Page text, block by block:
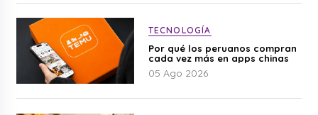
TECNOLOGÍA
Por qué los peruanos compran
cada vez más en apps chinas
05 Ago 2026